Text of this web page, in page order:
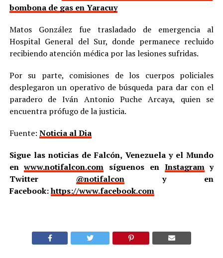
bombona de gas en Yaracuy
Matos González fue trasladado de emergencia al
Hospital General del Sur, donde permanece recluido
recibiendo atención médica por las lesiones sufridas.
Por su parte, comisiones de los cuerpos policiales
desplegaron un operativo de búsqueda para dar con el
paradero de Iván Antonio Puche Arcaya, quien se
encuentra prófugo de la justicia.
Fuente: Noticia al Dia
Sigue las noticias de Falcón, Venezuela y el Mundo
enwww.notifalcon.com síguenos en Instagramy
Twitter @notifalcony en
Facebook:https://www.facebook.com